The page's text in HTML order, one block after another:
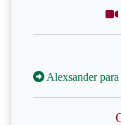
Alexsander